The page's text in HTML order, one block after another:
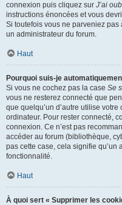
connexion puis cliquez sur J’ai
instructions énoncées et vous
Si toutefois vous ne parveniez
un administrateur du forum.
Haut
Pourquoi suis-je
Si vous ne cochez pas la case Se
vous ne resterez connecté que
que quelqu’un d’autre utilise
ordinateur. Pour rester connecté,
connexion. Ce n’est pas
accéder au forum (bibliothèque,
pas cette case, cela signifie qu’un
fonctionnalité.
Haut
À quoi sert « Supprimer les